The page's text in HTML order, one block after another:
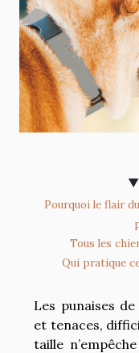
Pourquoi le flair
Tous les
Qui pratique
Les punaises
et tenaces,
taille